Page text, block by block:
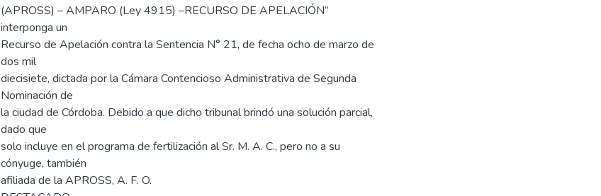
(APROSS) – AMPARO (Ley 4915) –RECURSO DE APELACIÓN”
interponga un
Recurso de Apelación contra la Sentencia N° 21, de fecha ocho de marzo de
dos mil
diecisiete, dictada por la Cámara Contencioso Administrativa de Segunda
Nominación de
la ciudad de Córdoba. Debido a que dicho tribunal brindó una solución parcial,
dado que
solo incluye en el programa de fertilización al Sr. M. A. C., pero no a su
cónyuge, también
afiliada de la APROSS, A. F. O.